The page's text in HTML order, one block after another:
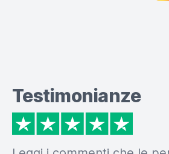
Testimonianze